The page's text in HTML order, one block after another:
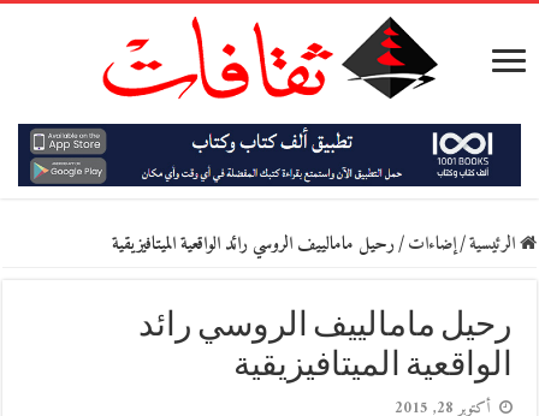
الرئيسية/إضاءات/رحيل مامالييف الروسي رائد الواقعية الميتافيزيقية
رحيل مامالييف الروسي رائد
الواقعية الميتافيزيقية
أكتوبر 28, 2015